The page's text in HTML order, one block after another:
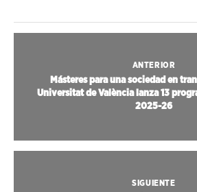
ANTERIOR
Másteres para una sociedad en
Universitat de València lanza 13
2025-26
SIGUIENTE